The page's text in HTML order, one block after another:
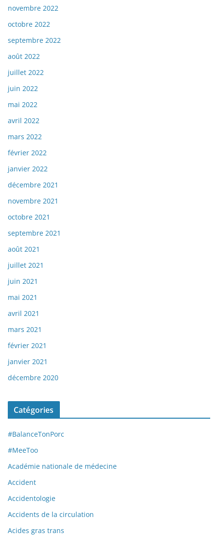
novembre 2022
octobre 2022
septembre 2022
août 2022
juillet 2022
juin 2022
mai 2022
avril 2022
mars 2022
février 2022
janvier 2022
décembre 2021
novembre 2021
octobre 2021
septembre 2021
août 2021
juillet 2021
juin 2021
mai 2021
avril 2021
mars 2021
février 2021
janvier 2021
décembre 2020
Catégories
#BalanceTonPorc
#MeeToo
Académie nationale de médecine
Accident
Accidentologie
Accidents de la circulation
Acides gras trans